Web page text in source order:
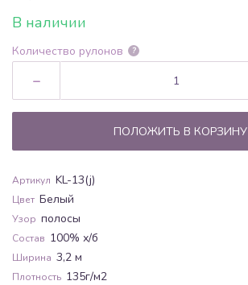
В наличии
Количество рулонов ?
-
ПОЛОЖИТЬ В КОРЗИНУ
Артикул KL-13(j)
Цвет Белый
Узор полосы
Состав 100% х/б
Ширина 3,2 м
Плотность 135г/м2